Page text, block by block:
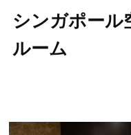
シンガポール
ルーム